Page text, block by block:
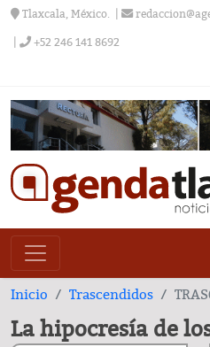
Tlaxcala, México.
+52 246 141 8692
Inicio Trascendidos
La hipocresía de